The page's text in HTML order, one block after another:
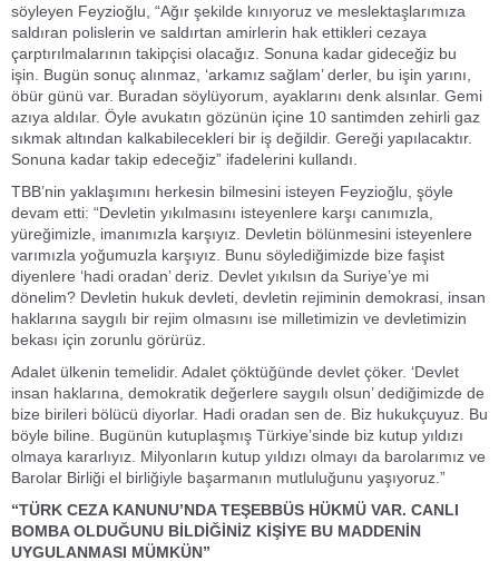
söyleyen Feyzioğlu, “Ağır şekilde kınıyoruz ve meslektaşlarımıza
saldıran polislerin ve saldırtan amirlerin hak ettikleri cezaya
çarptırılmalarının takipçisi olacağız. Sonuna kadar gideceğiz bu
işin. Bugün sonuç alınmaz, ‘arkamız sağlam’ derler, bu işin yarını,
öbür günü var. Buradan söylüyorum, ayaklarını denk alsınlar. Gemi
azıya aldılar. Öyle avukatın gözünün içine 10 santimden zehirli gaz
sıkmak altından kalkabilecekleri bir iş değildir. Gereği yapılacaktır.
Sonuna kadar takip edeceğiz” ifadelerini kullandı.
TBB’nin yaklaşımını herkesin bilmesini isteyen Feyzioğlu, şöyle
devam etti: “Devletin yıkılmasını isteyenlere karşı canımızla,
yüreğimizle, imanımızla karşıyız. Devletin bölünmesini isteyenlere
varımızla yoğumuzla karşıyız. Bunu söylediğimizde bize faşist
diyenlere ‘hadi oradan’ deriz. Devlet yıkılsın da Suriye’ye mi
dönelim? Devletin hukuk devleti, devletin rejiminin demokrasi, insan
haklarına saygılı bir rejim olmasını ise milletimizin ve devletimizin
bekası için zorunlu görürüz.
Adalet ülkenin temelidir. Adalet çöktüğünde devlet çöker. ‘Devlet
insan haklarına, demokratik değerlere saygılı olsun’ dediğimizde de
bize birileri bölücü diyorlar. Hadi oradan sen de. Biz hukukçuyuz. Bu
böyle biline. Bugünün kutuplaşmış Türkiye’sinde biz kutup yıldızı
olmaya kararlıyız. Milyonların kutup yıldızı olmayı da barolarımız ve
Barolar Birliği el birliğiyle başarmanın mutluluğunu yaşıyoruz.”
“TÜRK CEZA KANUNU’NDA TEŞEBBÜS HÜKMÜ VAR. CANLI
BOMBA OLDUĞUNU BİLDİĞİNİZ KİŞİYE BU MADDENİN
UYGULANMASI MÜMKÜN”